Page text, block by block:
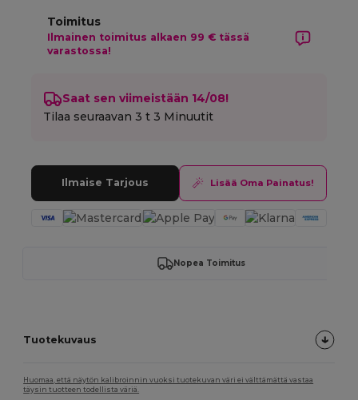
Toimitus
Ilmainen toimitus alkaen 99 € tässä
varastossa!
Saat sen viimeistään 14/08!
Tilaa seuraavan3 t 3 Minuutit
Ilmaise Tarjous Lisää Oma Painatus!
Nopea Toimitus
Tuotekuvaus
Huomaa, että näytön kalibroinnin vuoksi tuotekuvan väri ei välttämättä vastaa
täysin tuotteen todellista väriä.